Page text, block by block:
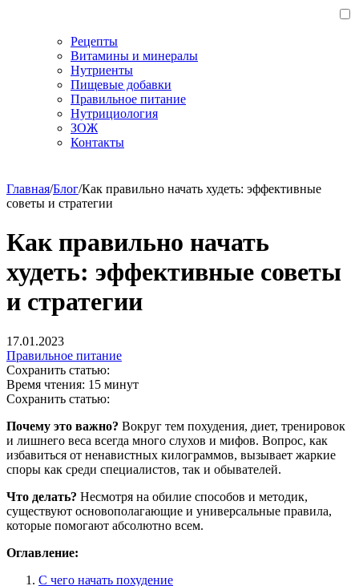
Рецепты
Витамины и минералы
Нутриенты
Пищевые добавки
Правильное питание
Нутрициология
ЗОЖ
Контакты
Главная/Блог/Как правильно начать худеть: эффективные
советы и стратегии
Как правильно начать
худеть: эффективные советы
и стратегии
17.01.2023
Правильное питание
Сохранить статью:
Время чтения: 15 минут
Сохранить статью:
Почему это важно? Вокруг тем похудения, диет, тренировок
и лишнего веса всегда много слухов и мифов. Вопрос, как
избавиться от ненавистных килограммов, вызывает жаркие
споры как среди специалистов, так и обывателей.
Что делать? Несмотря на обилие способов и методик,
существуют основополагающие и универсальные правила,
которые помогают абсолютно всем.
Оглавление:
С чего начать похудение